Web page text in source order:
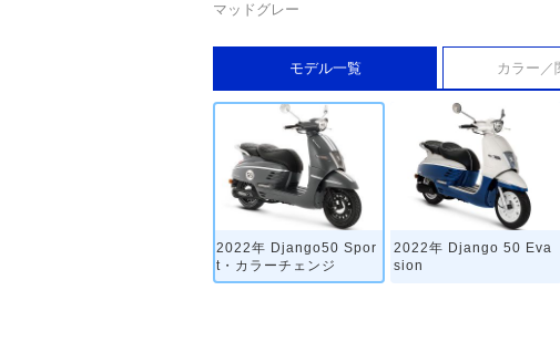
マッドグレー
モデル一覧 カラー／
2022年 Django50 Spor
t・カラーチェンジ
2022年 Django 50 Eva
sion